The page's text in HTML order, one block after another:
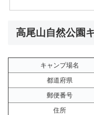
高尾山自然公園
キャンプ場名
都道府県
郵便番号
住所